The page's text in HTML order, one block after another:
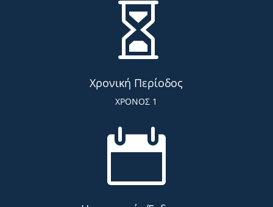

Χρονική Περίοδος
ΧΡΟΝΟΣ 1
